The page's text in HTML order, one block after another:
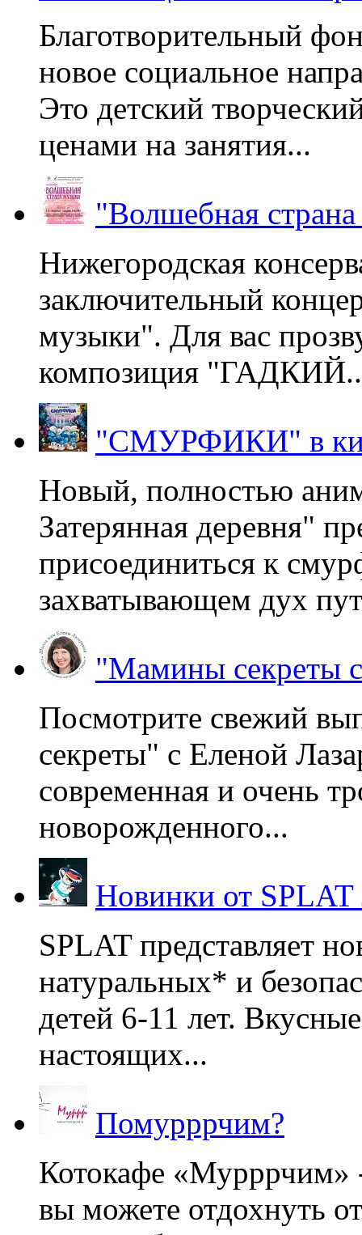
Благотворительный
новое социальное
Это детский
ценами на занятия...
"Волшебная
Нижегородская
заключительный
музыки". Для вас
композиция
"СМУРФИКИ" в
Новый, полностью
Затерянная деревня"
присоединиться к
захватывающем дух
"Мамины секреты
Посмотрите свежий
секреты" с Еленой
современная и очень
новорожденного...
Новинки от
SPLAT представляет
натуральных* и
детей 6-11 лет.
настоящих...
Помурррчим?
Котокафе «Мурррчим»
вы можете отдохнуть